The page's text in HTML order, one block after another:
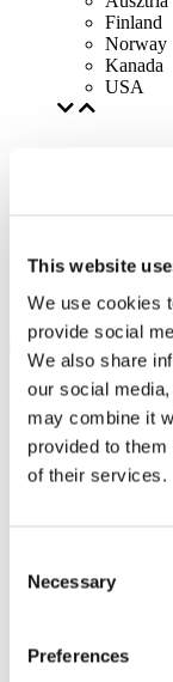
This website
We use cookies
provide social
We also share
our social
may combine it
provided to
of their services.
Selection
Necessary
Preferences
Finland
Norway
Kanada
USA